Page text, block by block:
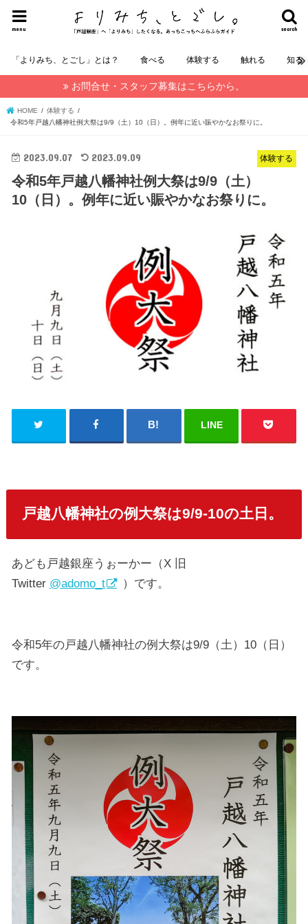
search
menu
「よりみち、とごし」とは？ 食べる 体験する 触れる 知る
お問合せ・スタッフ募集はこちらから。
HOME
体験する
令和5年戸越八幡神社例大祭は9/9（土）10（日）。例年に近い賑やかなお祭りに。
体験する
2023.09.07 2023.09.09
令和5年戸越八幡神社例大祭は9/9（土）
10（日）。例年に近い賑やかなお祭りに。
LINE
戸越八幡神社の例大祭は9/9-10の土日。
あども戸越銀座うぉーかー（X 旧
Twitter @adomo_t ）です。
令和5年の戸越八幡神社の例大祭は9/9（土）10（日）
です。